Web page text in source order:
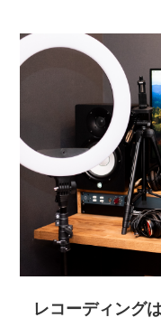
レコーディング